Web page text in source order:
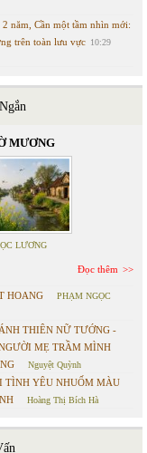
năm, Cần một tầm nhìn mới:
trên toàn lưu vực 10:29
MƯƠNG
LƯƠNG
Đọc thêm
HOANG
PHẠM NGỌC
THIÊN NỮ TƯỚNG -
MẸ TRẦM MÌNH
Nguyệt Quỳnh
TÌNH YÊU NHUỐM MÀU
Hoàng Thị Bích Hà